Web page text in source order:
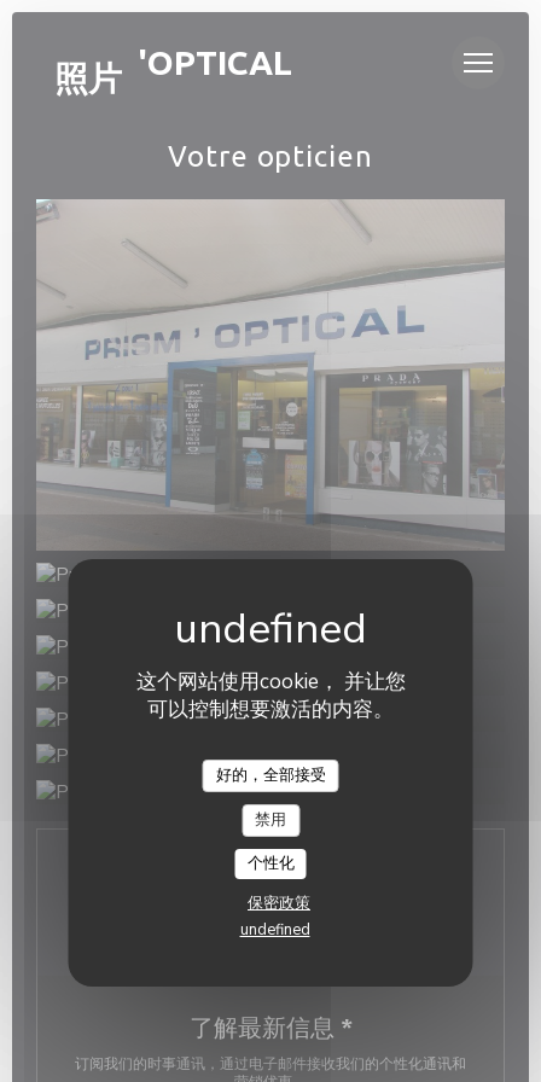
Cookie管理面板
这个网站使用cookie， 并让您
可以控制想要激活的内容。
好的，全部接受
禁用
个性化
保密政策
undefined
PRISM'OPTICAL
照片
Votre opticien
联系我们
了解最新信息 *
订阅我们的时事通讯，通过电子邮件接收我们的个性化通讯和
Prism'Optical